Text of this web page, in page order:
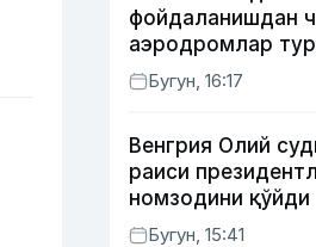
фойдаланишдан
аэродромлар
мақсадида
берилиши мумкин
Бугун, 16:17
Венгрия Олий
раиси
номзодини қўйди
Бугун, 15:41